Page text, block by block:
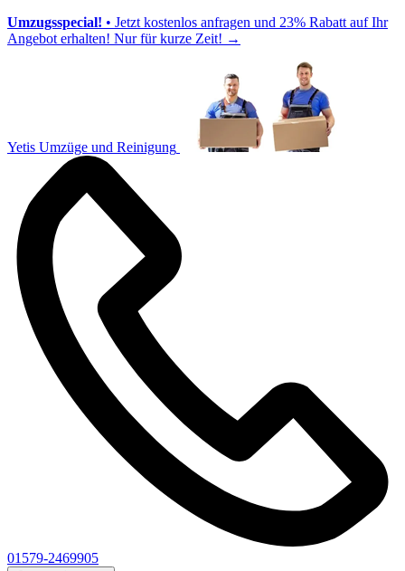
Umzugsspecial! • Jetzt kostenlos anfragen und 23% Rabatt auf Ihr
Angebot erhalten! Nur für kurze Zeit! →
Yetis Umzüge und Reinigung
01579-2469905